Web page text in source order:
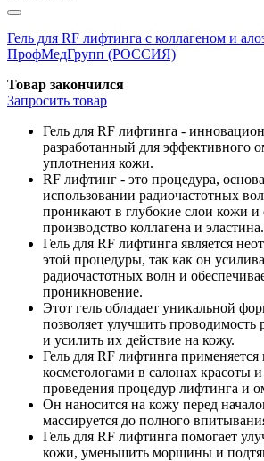
Гель для RF лифтинга с коллагеном и
ПрофМедГрупп (РОССИЯ)
Товар закончился
Запросить товар
Гель для RF лифтинга -
разработанный для эффективного
уплотнения кожи.
RF лифтинг - это процедура,
использовании радиочастотных
проникают в глубокие слои кожи
производство коллагена и эластина.
Гель для RF лифтинга является
этой процедуры, так как он
радиочастотных волн и
проникновение.
Этот гель обладает уникальной
позволяет улучшить проводимость
и усилить их действие на кожу.
Гель для RF лифтинга
косметологами в салонах красоты
проведения процедур лифтинга и
Он наносится на кожу перед
массируется до полного
Гель для RF лифтинга помогает
кожи, уменьшить морщины и